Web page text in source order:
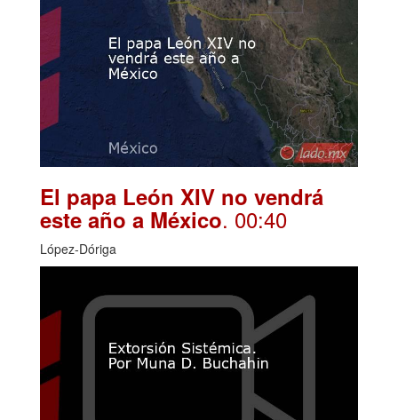
El papa León XIV no vendrá
este año a México. 00:40
López-Dóriga